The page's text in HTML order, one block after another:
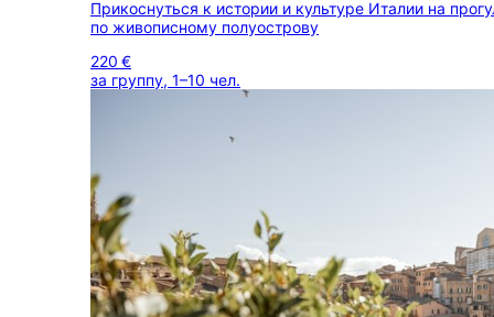
Прикоснуться к истории и культуре Италии на
по живописному полуострову
220 €
за группу, 1–10 чел.